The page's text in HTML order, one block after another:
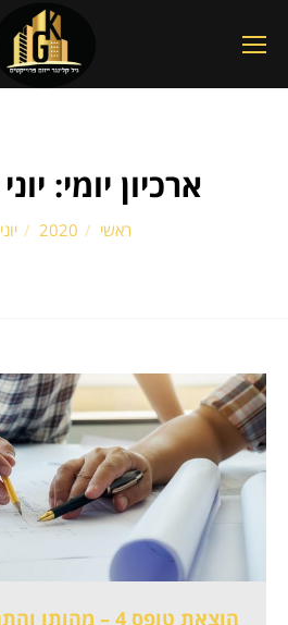
ארכיון יומי: יוני 7, 2020
ראשי 2020 יוני
הוצאת טופס 4 – מהותו והתהליך להוצאתו